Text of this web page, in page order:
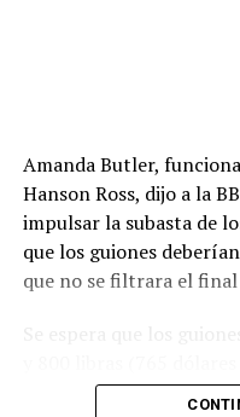
Amanda Butler,
Hanson Ross, dijo a la
impulsar la subasta de
que los guiones
que no se filtrara el